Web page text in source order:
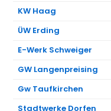
KW Haag
ÜW Erding
E-Werk Schweiger
GW Langenpreising
Gw Taufkirchen
Stadtwerke Dorfen